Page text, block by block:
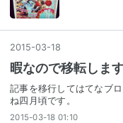
2015-03-18
暇なので移転しま
記事を移行してはてなブ
ね四月頃です。
2015-03-18 01:10